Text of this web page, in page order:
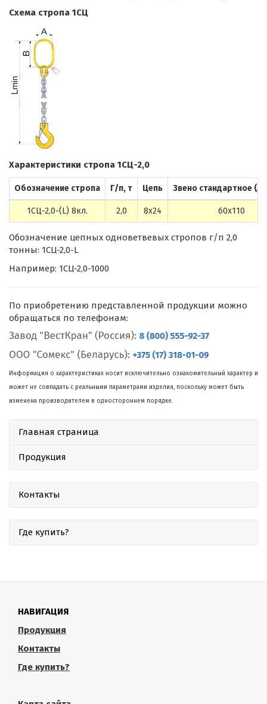
Схема стропа 1СЦ
Характеристики стропа 1СЦ-2,0
Обозначение стропа Г/п, т Цепь Звено стандартное
1СЦ-2,0-(L) 8кл. 2,0 8х24 60х110
Обозначение цепных одноветвевых стропов г/п 2,0
тонны: 1СЦ-2,0-L
Например: 1СЦ-2,0-1000
По приобретению представленной продукции можно
обращаться по телефонам:
Информация о характеристиках носит исключительно ознакомительный характер и
может не совпадать с реальными параметрами изделия, поскольку может быть
изменена производителем в одностороннем порядке.
Главная страница
Продукция
Контакты
Где купить?
НАВИГАЦИЯ
Продукция
Контакты
Где купить?